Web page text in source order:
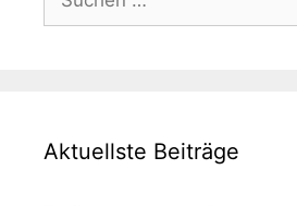
nach:
Aktuellste Beiträge